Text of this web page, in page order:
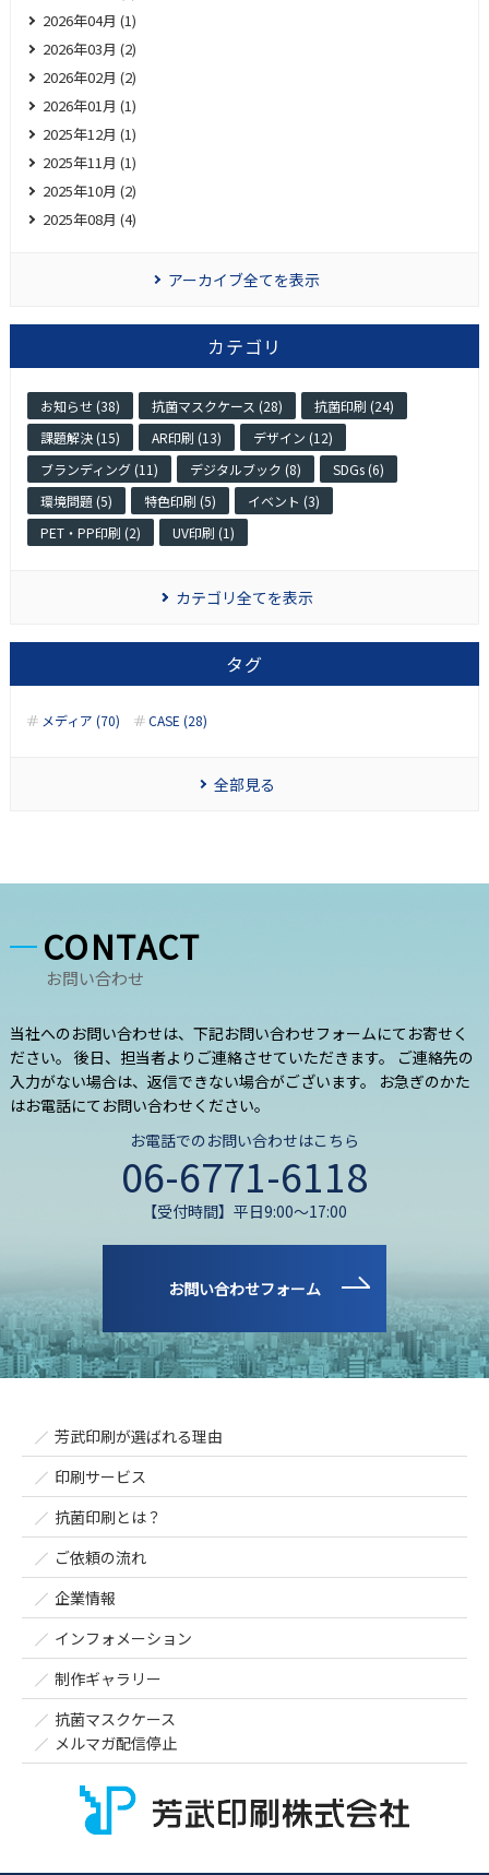
2026年04月 (1)
2026年03月 (2)
2026年02月 (2)
2026年01月 (1)
2025年12月 (1)
2025年11月 (1)
2025年10月 (2)
2025年08月 (4)
アーカイブ全てを表示
カテゴリ
お知らせ (38) 抗菌マスクケース (28)
抗菌印刷 (24)
課題解決 (15)
AR印刷 (13)
デザイン (12)
ブランディング (11)
デジタルブック (8)
SDGs (6)
環境問題 (5)
特色印刷 (5)
イベント (3)
PET・PP印刷 (2)
UV印刷 (1)
カテゴリ全てを表示
タグ
メディア (70) CASE (28)
全部見る
CONTACT
お問い合わせ
当社へのお問い合わせは、下記お問い合わせフォームにてお寄せく
ださい。 後日、担当者よりご連絡させていただきます。 ご連絡先の
入力がない場合は、返信できない場合がございます。 お急ぎのかた
はお電話にてお問い合わせください。
お電話でのお問い合わせはこちら
06-6771-6118
【受付時間】平日9:00～17:00
お問い合わせフォーム
芳武印刷が選ばれる理由
印刷サービス
抗菌印刷とは？
ご依頼の流れ
企業情報
インフォメーション
制作ギャラリー
抗菌マスクケース
メルマガ配信停止